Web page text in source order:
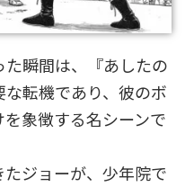
瞬間は、『あしたの
転機であり、彼のボ
象徴する名シーンで
ジョーが、少年院で